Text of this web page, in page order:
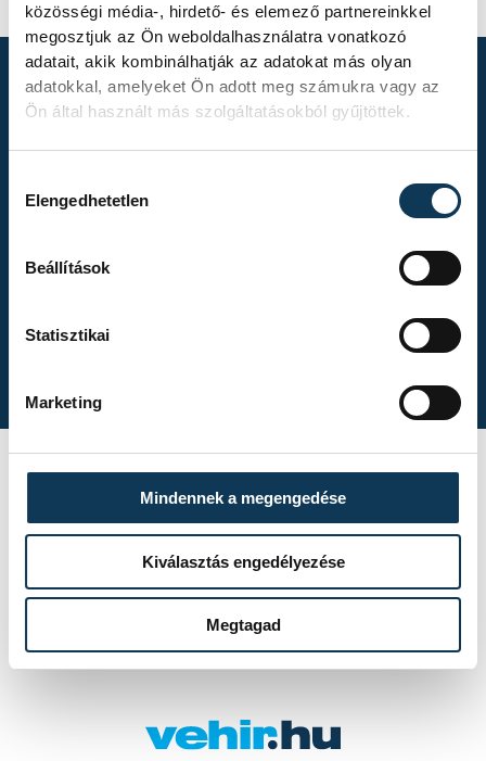
közösségi média-, hirdető- és elemező partnereinkkel
megosztjuk az Ön weboldalhasználatra vonatkozó
adatait, akik kombinálhatják az adatokat más olyan
adatokkal, amelyeket Ön adott meg számukra vagy az
Ön által használt más szolgáltatásokból gyűjtöttek.
Elengedhetetlen
Beállítások
Statisztikai
Marketing
Mindennek a megengedése
Kiválasztás engedélyezése
Megtagad
TOVÁBBI
ALBUMOK
ZTE FC II – VSC
Veszprém 1–3 (0–1)